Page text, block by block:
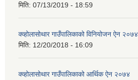
मिति: 07/13/2019 - 18:59
क्व्होलासोथार गाउँपालिकाको विनियोजन ऐन २०७४
मिति: 12/20/2018 - 16:09
क्व्होलासोथार गाउँपालिकाको आर्थिक ऐन २०७४